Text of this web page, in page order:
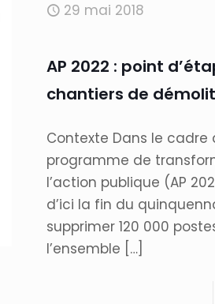
29 mai 2018
AP 2022 : point
chantiers de
Contexte Dans le cadre
programme de
l’action publique (AP
d’ici la fin du
supprimer 120 000
l’ensemble […]